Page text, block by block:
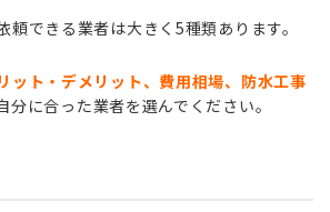
頼できる業者は大きく5種類あります。
ット・デメリット、費用相場、防水工事
分に合った業者を選んでください。